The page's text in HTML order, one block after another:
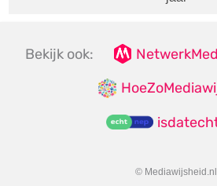
Bekijk ook:
© Mediawijsheid.nl